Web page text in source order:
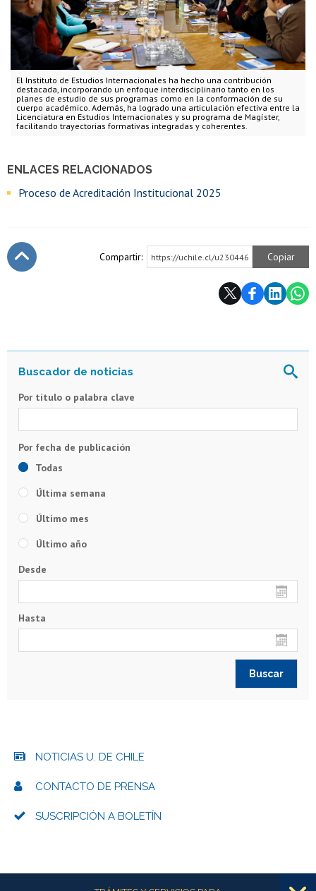
El Instituto de Estudios Internacionales ha hecho una contribución
destacada, incorporando un enfoque interdisciplinario tanto en los
planes de estudio de sus programas como en la conformación de su
cuerpo académico. Además, ha logrado una articulación efectiva entre la
Licenciatura en Estudios Internacionales y su programa de Magíster,
facilitando trayectorias formativas integradas y coherentes.
ENLACES RELACIONADOS
Proceso de Acreditación Institucional 2025
Compartir: https://uchile.cl/u230446 Copiar
Por título o palabra clave
Todas
Última semana
Último mes
Último año
Desde
Hasta
NOTICIAS U. DE CHILE
CONTACTO DE PRENSA
SUSCRIPCIÓN A BOLETÍN
Más información